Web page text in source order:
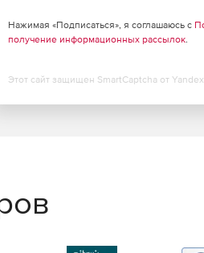
быстрый доступ к
букв из названия нужной функции, и
за счет возможности мгновенного
Нажимая «Подписаться», я соглашаюсь с
получение информационных рассылок.
Этот сайт защищен SmartCaptcha от